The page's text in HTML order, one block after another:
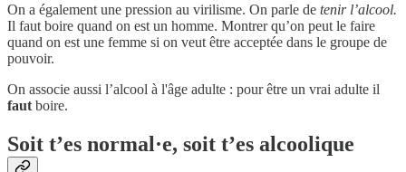
On a également une pression au virilisme. On parle de tenir l’alcool.
Il faut boire quand on est un homme. Montrer qu’on peut le faire
quand on est une femme si on veut être acceptée dans le groupe de
pouvoir.
On associe aussi l’alcool à l'âge adulte : pour être un vrai adulte il
faut boire.
Soit t’es normal·e, soit t’es alcoolique